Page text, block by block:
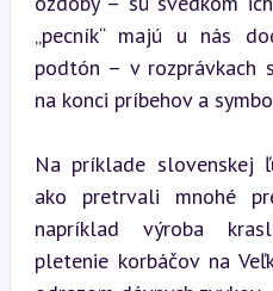
„pecník“ majú u nás
podtón – v rozprávkach
na konci príbehov a
Na príklade slovenskej
ako pretrvali mnohé
napríklad výroba
pletenie korbáčov na